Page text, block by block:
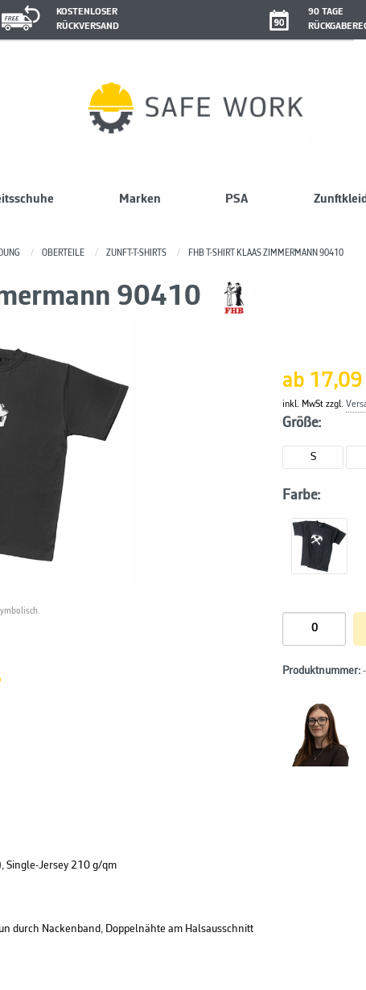
KOSTENLOSER
RÜCKVERSAND
90 TAGE
Marken PSA
OBERTEILE ZUNFT-T-SHIRTS FHB T-SHIRT KLAAS ZIMMERMANN 90410
90410
ab 17,09
inkl. MwSt zzgl.
Größe:
S
Farbe:
Produktnummer: -
Jersey 210 g/qm
durch Nackenband, Doppelnähte am Halsausschnitt